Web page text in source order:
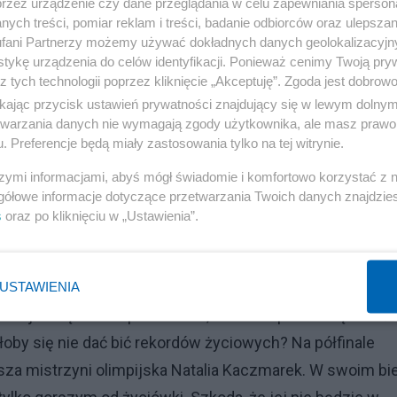
ten trójbój nazywa) Aleksandra Mirosław
Zupełnie nie znam reguł tej dyscypliny. W każdym
na świecie zawodniczek) tzw. speed, była
Mimo tak słabych wyników w dwóch z trzech
co serdecznie wątpię, to dam znać. Na razie cieszę
medale za „speed”, to w sobotę mamy pewne
nam jeszcze więcej niż wczorajsza. Ale zanim o
biegu na 1500m Martyna Galant była dopiero
rezultat w karierze (ten najlepszy wybiegała dwa
zachwycony i piał pod niebiosa. Tak zresztą
już się tak nie podniecam, bo skoro potrafi się tu bić
się nie dać bić rekordów życiowych? Na półfinale
mistrzyni olimpijska Natalia Kaczmarek. W swoim
treści, pomiar reklam i treści, badanie odbiorców oraz
Partnerzy możemy używać dokładnych danych
urządzenia do celów identyfikacji. Ponieważ cenimy Twoją
tych technologii poprzez kliknięcie „Akceptuję”. Zgoda jest
przycisk ustawień prywatności znajdujący się w lewym
danych nie wymagają zgody użytkownika, ale masz
Preferencje będą miały zastosowania tylko na tej witrynie.
informacjami, abyś mógł świadomie i komfortowo korzystać z
informacje dotyczące przetwarzania Twoich danych
oraz po kliknięciu w „Ustawienia”.
USTAWIENIA